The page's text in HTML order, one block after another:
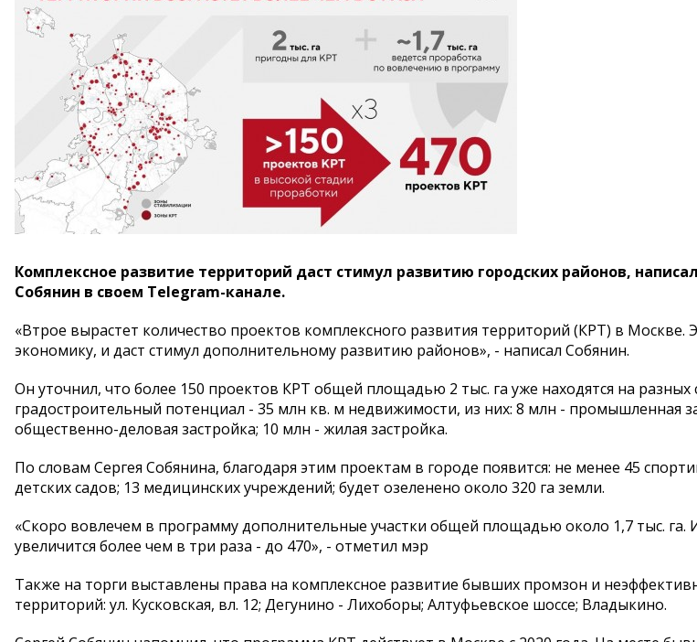
Комплексное развитие территорий даст стимул развитию городских районов,
Собянин в своем Telegram-канале.
«Втрое вырастет количество проектов комплексного развития территорий (КРТ) в Москве.
экономику, и даст стимул дополнительному развитию районов», - написал Собянин.
Он уточнил, что более 150 проектов КРТ общей площадью 2 тыс. га уже находятся на разных
градостроительный потенциал - 35 млн кв. м недвижимости, из них: 8 млн - промышленная
общественно-деловая застройка; 10 млн - жилая застройка.
По словам Сергея Собянина, благодаря этим проектам в городе появится: не менее 45
детских садов; 13 медицинских учреждений; будет озеленено около 320 га земли.
«Скоро вовлечем в программу дополнительные участки общей площадью около 1,7 тыс. га.
увеличится более чем в три раза - до 470», - отметил мэр
Также на торги выставлены права на комплексное развитие бывших промзон и
территорий: ул. Кусковская, вл. 12; Дегунино - Лихоборы; Алтуфьевское шоссе; Владыкино.